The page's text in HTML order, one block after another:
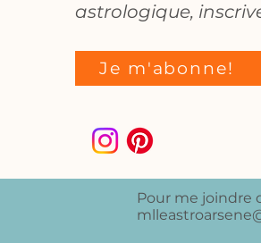
astrologique,
Je m'abonne!
Pour me joindre